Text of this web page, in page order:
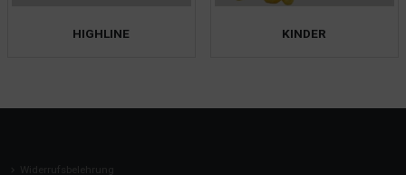
HIGHLINE KINDER
Widerrufsbelehrung